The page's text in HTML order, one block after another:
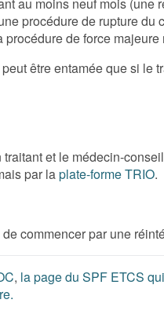
procédure de rupture
de force
être entamée que si le
et le médecin-
par laplate-forme TRIO.
commencer par une
, la page du SPF ETCS
.